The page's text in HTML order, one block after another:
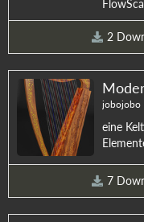
2
jobojobo
eine
7